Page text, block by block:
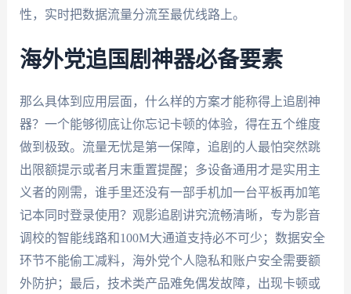
性，实时把数据流量分流至最优线路上。
海外党追国剧神器必备要素
那么具体到应用层面，什么样的方案才能称得上追剧神
器？一个能够彻底让你忘记卡顿的体验，得在五个维度
做到极致。流量无忧是第一保障，追剧的人最怕突然跳
出限额提示或者月末重置提醒；多设备通用才是实用主
义者的刚需，谁手里还没有一部手机加一台平板再加笔
记本同时登录使用？观影追剧讲究流畅清晰，专为影音
调校的智能线路和100M大通道支持必不可少；数据安全
环节不能偷工减料，海外党个人隐私和账户安全需要额
外防护；最后，技术类产品难免偶发故障，出现卡顿或